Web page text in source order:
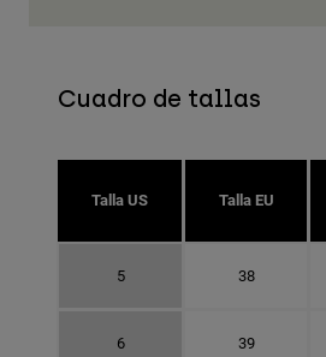
Cuadro de tallas
Talla US Talla EU
5 38
6 39